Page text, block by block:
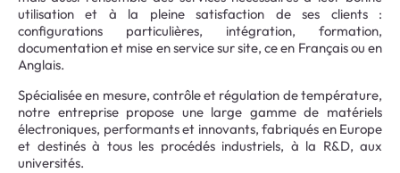
utilisation et à la pleine satisfaction de ses clients :
configurations particulières, intégration, formation,
documentation et mise en service sur site, ce en Français ou en
Anglais.
Spécialisée en mesure, contrôle et régulation de température,
notre entreprise propose une large gamme de matériels
électroniques, performants et innovants, fabriqués en Europe
et destinés à tous les procédés industriels, à la R&D, aux
universités.